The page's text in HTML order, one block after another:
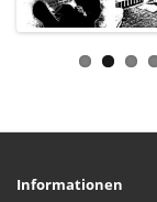
Informationen